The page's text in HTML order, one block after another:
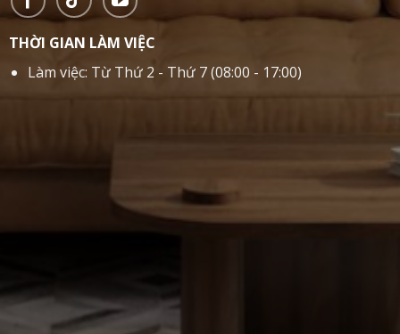
THỜI GIAN LÀM VIỆC
Làm việc: Từ Thứ 2 - Thứ 7 (08:00 - 17:00)